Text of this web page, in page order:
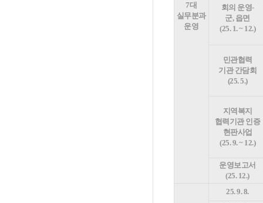
7대
실무분과
운영
회의 운영-
군, 읍면
(25. 1. ~ 12.)
민관협력
기관 간담회
(25. 5.)
지역복지
협력기관 인증
현판사업
(25. 9. ~ 12.)
운영보고서
(25. 12.)
25. 9. 8.